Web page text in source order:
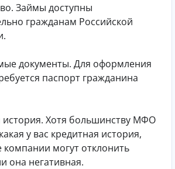
Займы доступны
гражданам Российской
документы. Для оформления
паспорт гражданина
история. Хотя большинству МФО
у вас кредитная история,
компании могут отклонить
она негативная.